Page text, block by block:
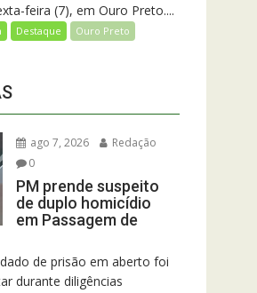
feira (7), em Ouro Preto....
Destaque Ouro Preto
ago 7, 2026
Redação
0
PM prende suspeito
de duplo homicídio
em Passagem de
de prisão em aberto foi
durante diligências